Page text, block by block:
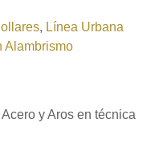
, Línea Urbana
Alambrismo
y Aros en técnica